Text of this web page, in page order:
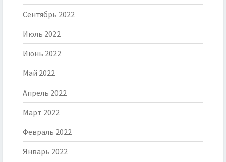
Сентябрь 2022
Июль 2022
Июнь 2022
Май 2022
Апрель 2022
Март 2022
Февраль 2022
Январь 2022